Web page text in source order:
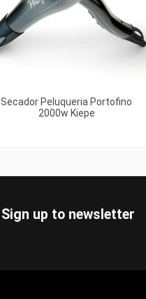
Secador Peluqueria Portofino
2000w Kiepe
Sign up to newsletter